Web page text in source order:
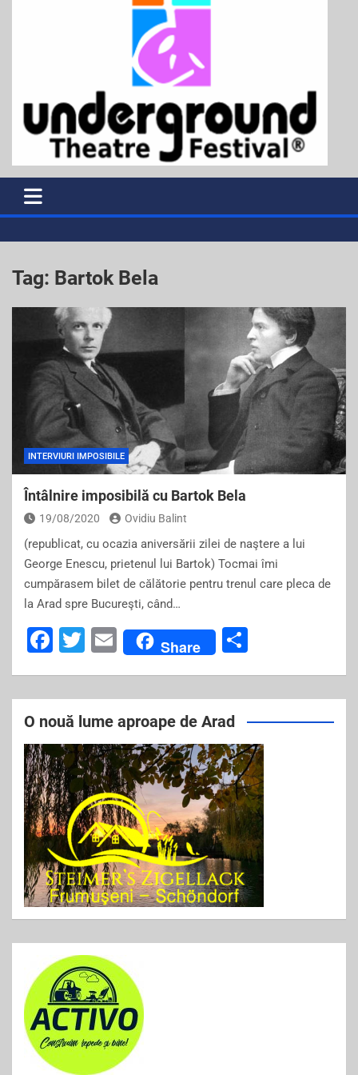
Tag: Bartok Bela
INTERVIURI IMPOSIBILE
Întâlnire imposibilă cu Bartok Bela
19/08/2020 Ovidiu Balint
(republicat, cu ocazia aniversării zilei de naştere a lui
George Enescu, prietenul lui Bartok) Tocmai îmi
cumpărasem bilet de călătorie pentru trenul care pleca de
la Arad spre Bucureşti, când…
F
c
e
b
o
o
k
T
tt
er
E
m
ai
l
Share
ar
e
O nouă lume aproape de Arad